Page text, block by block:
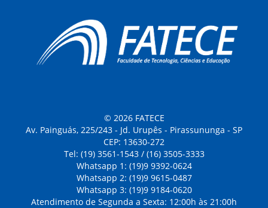
© 2026 FATECE
Av. Painguás, 225/243 - Jd. Urupês - Pirassununga - SP
CEP: 13630-272
Tel: (19) 3561-1543 / (16) 3505-3333
Whatsapp 1: (19)9 9392-0624
Whatsapp 2: (19)9 9615-0487
Whatsapp 3: (19)9 9184-0620
Atendimento de Segunda a Sexta: 12:00h às 21:00h